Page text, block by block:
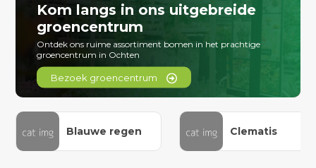
Kom langs in ons uitgebreide
groencentrum
Ontdek ons ruime assortiment bomen in het prachtige
groencentrum in Ochten
Bezoek groencentrum
Blauwe regen Clematis